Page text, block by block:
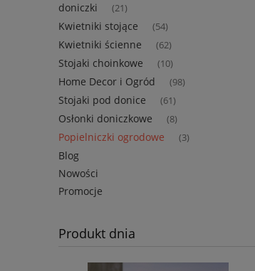
doniczki
(21)
Kwietniki stojące (54)
Kwietniki ścienne (62)
Stojaki choinkowe (10)
Home Decor i Ogród (98)
Stojaki pod donice (61)
Osłonki doniczkowe (8)
Popielniczki ogrodowe (3)
Blog
Nowości
Promocje
Produkt dnia